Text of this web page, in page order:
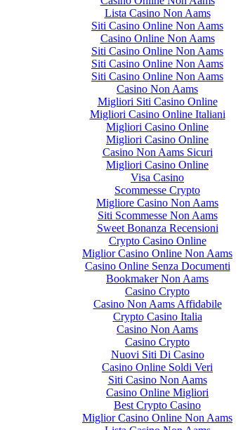
Lista Casino Non Aams
Siti Casino Online Non Aams
Casino Online Non Aams
Siti Casino Online Non Aams
Siti Casino Online Non Aams
Siti Casino Online Non Aams
Casino Non Aams
Migliori Siti Casino Online
Migliori Casino Online Italiani
Migliori Casino Online
Migliori Casino Online
Casino Non Aams Sicuri
Migliori Casino Online
Visa Casino
Scommesse Crypto
Migliore Casino Non Aams
Siti Scommesse Non Aams
Sweet Bonanza Recensioni
Crypto Casino Online
Miglior Casino Online Non Aams
Casino Online Senza Documenti
Bookmaker Non Aams
Casino Crypto
Casino Non Aams Affidabile
Crypto Casino Italia
Casino Non Aams
Casino Crypto
Nuovi Siti Di Casino
Casino Online Soldi Veri
Siti Casino Non Aams
Casino Online Migliori
Best Crypto Casino
Miglior Casino Online Non Aams